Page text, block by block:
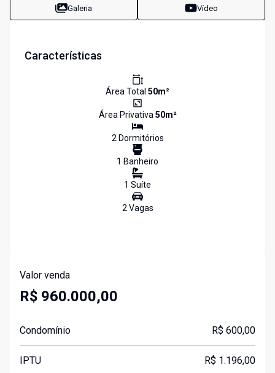
Galeria Vídeo
Características
Área Total 50m²
Área Privativa50m²
2Dormitórios
1 Banheiro
1 Suíte
2Vagas
Valor venda
R$ 960.000,00
Condomínio R$ 600,00
IPTU R$ 1.196,00